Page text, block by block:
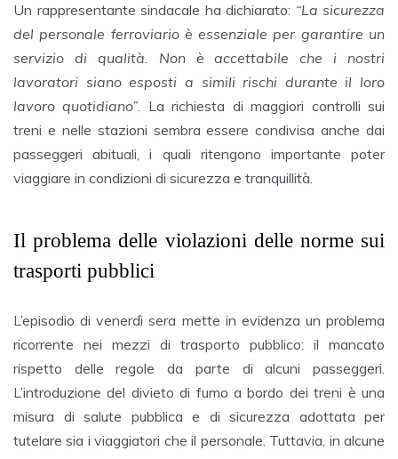
Un rappresentante sindacale ha dichiarato: “La sicurezza
del personale ferroviario è essenziale per garantire un
servizio di qualità. Non è accettabile che i nostri
lavoratori siano esposti a simili rischi durante il loro
lavoro quotidiano”. La richiesta di maggiori controlli sui
treni e nelle stazioni sembra essere condivisa anche dai
passeggeri abituali, i quali ritengono importante poter
viaggiare in condizioni di sicurezza e tranquillità.
Il problema delle violazioni delle norme sui
trasporti pubblici
L’episodio di venerdì sera mette in evidenza un problema
ricorrente nei mezzi di trasporto pubblico: il mancato
rispetto delle regole da parte di alcuni passeggeri.
L’introduzione del divieto di fumo a bordo dei treni è una
misura di salute pubblica e di sicurezza adottata per
tutelare sia i viaggiatori che il personale. Tuttavia, in alcune